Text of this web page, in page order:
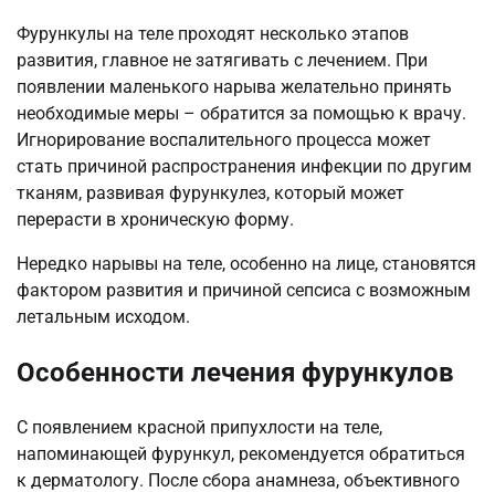
Фурункулы на теле проходят несколько этапов
развития, главное не затягивать с лечением. При
появлении маленького нарыва желательно принять
необходимые меры – обратится за помощью к врачу.
Игнорирование воспалительного процесса может
стать причиной распространения инфекции по другим
тканям, развивая фурункулез, который может
перерасти в хроническую форму.
Нередко нарывы на теле, особенно на лице, становятся
фактором развития и причиной сепсиса с возможным
летальным исходом.
Особенности лечения фурункулов
С появлением красной припухлости на теле,
напоминающей фурункул, рекомендуется обратиться
к дерматологу. После сбора анамнеза, объективного